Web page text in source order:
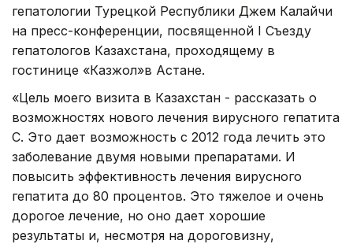
гепатологии Турецкой Республики Джем Калайчи
на пресс-конференции, посвященной I Съезду
гепатологов Казахстана, проходящему в
гостинице «Казжол»в Астане.
«Цель моего визита в Казахстан - рассказать о
возможностях нового лечения вирусного гепатита
С. Это дает возможность с 2012 года лечить это
заболевание двумя новыми препаратами. И
повысить эффективность лечения вирусного
гепатита до 80 процентов. Это тяжелое и очень
дорогое лечение, но оно дает хорошие
результаты и, несмотря на дороговизну,